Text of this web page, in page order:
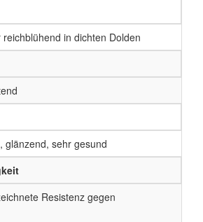
in dichten Dolden
glänzend, sehr gesund
Resistenz gegen